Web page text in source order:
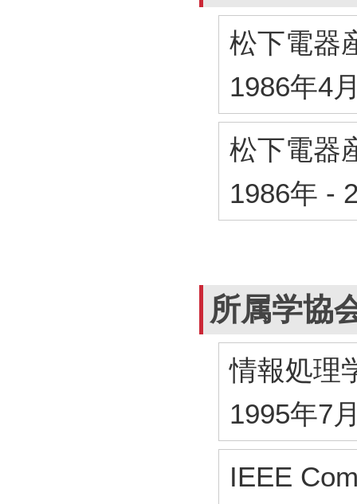
松下電器
1986年4
松下電器
1986年 -
所属学協
情報処理
1995年7
IEEE